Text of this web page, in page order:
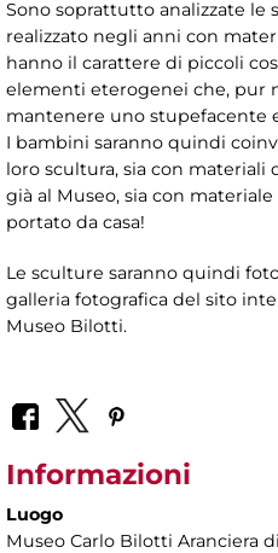
Sono soprattutto analizzate le
realizzato negli anni con
hanno il carattere di piccoli
elementi eterogenei che, pur
mantenere uno stupefacente
I bambini saranno quindi
loro scultura, sia con
già al Museo, sia con
portato da casa!
Le sculture saranno quindi
galleria fotografica del sito
Museo Bilotti.
Informazioni
Luogo
Museo Carlo Bilotti Aranciera